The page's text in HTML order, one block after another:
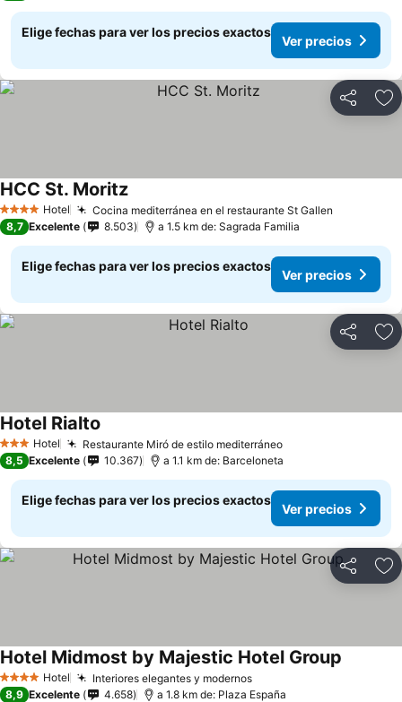
Elige fechas para ver los precios exactos
Ver precios
Compartir
4 EstrellasHotel Cocina mediterránea en el restaurante St Gallen
HCC St. MoritzVer precios
8,7 Excelente 8.503 a 1.5 km de: Sagrada Familia
Elige fechas para ver los precios exactos
Ver precios
Compartir
3 Estrellas
Hotel Restaurante Miró de estilo mediterráneoVer precios
Hotel Rialto
8,5 Excelente 10.367 a 1.1 km de: Barceloneta
Elige fechas para ver los precios exactos
Ver precios
Compartir
4 EstrellasHotel Interiores elegantes y modernosVer precios
Hotel Midmost by Majestic Hotel Group
8,9 Excelente 4.658 a 1.8 km de: Plaza España